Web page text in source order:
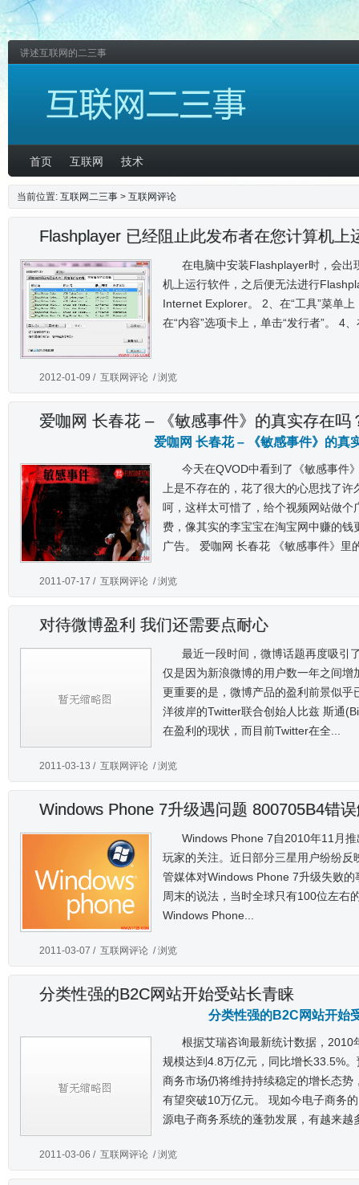
讲述互联网的二三事
首页 互联网 技术
当前位置: 互联网二三事 > 互联网评论
Flashplayer 已经阻止此发布者在您计算机上
在电脑中安装Flashplayer时，会出
机上运行软件，之后便无法进行
Internet Explorer。 2、在“工具”菜单
在“内容”选项卡上，单击“发行者”。 4
2012-01-09 / 互联网评论 / 浏览
爱咖网 长春花 – 《敏感事件》的真实存在吗
爱咖网 长春花 – 《敏感事件》的真
今天在QVOD中看到了《敏感事件
上是不存在的，花了很大的心思找了
呵，这样太可惜了，给个视频网站做个
费，像其实的李宝宝在淘宝网中赚的
广告。 爱咖网 长春花 《敏感事件》里
2011-07-17 / 互联网评论 / 浏览
对待微博盈利 我们还需要点耐心
最近一段时间，微博话题再度吸引
仅是因为新浪微博的用户数一年之间
更重要的是，微博产品的盈利前景似乎
洋彼岸的Twitter联合创始人比兹 斯通
在盈利的现状，而目前Twitter在全...
2011-03-13 / 互联网评论 / 浏览
Windows Phone 7升级遇问题 800705B4错
Windows Phone 7自2010年11月
玩家的关注。近日部分三星用户纷纷反
管媒体对Windows Phone 7升级失败
周末的说法，当时全球只有100位左右
Windows Phone...
2011-03-07 / 互联网评论 / 浏览
分类性强的B2C网站开始受站长青睐
分类性强的B2C网站开始
根据艾瑞咨询最新统计数据，2010
规模达到4.8万亿元，同比增长33.5%
商务市场仍将维持持续稳定的增长态
有望突破10万亿元。 现如今电子商务
源电子商务系统的蓬勃发展，有越来越
2011-03-06 / 互联网评论 / 浏览